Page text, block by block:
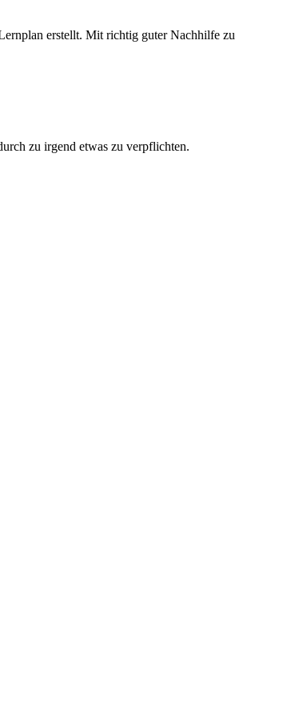
erstellt. Mit richtig guter Nachhilfe zu
zu irgend etwas zu verpflichten.